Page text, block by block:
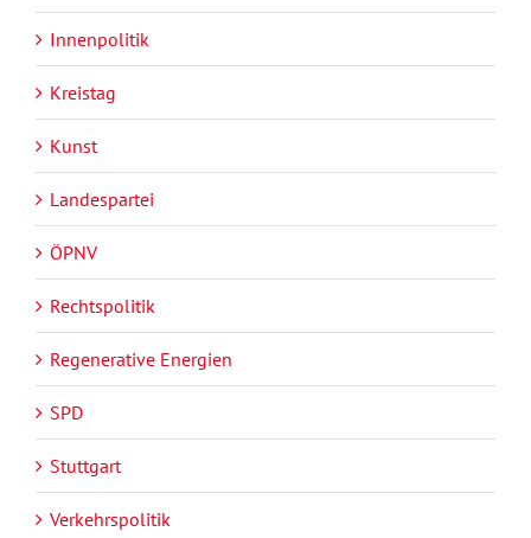
Innenpolitik
Kreistag
Kunst
Landespartei
ÖPNV
Rechtspolitik
Regenerative Energien
SPD
Stuttgart
Verkehrspolitik